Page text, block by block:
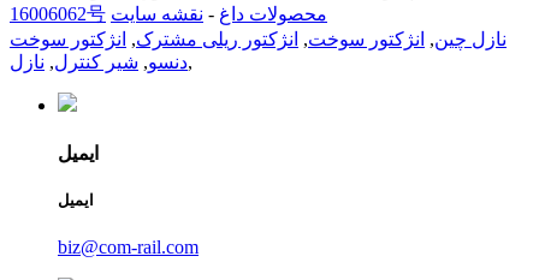
16006062号
محصولات داغ - نقشه سایت
نازل چین, انژکتور سوخت, انژکتور ریلی مشترک, انژکتور سوخت
دنسو, شیر کنترل, نازل ,
ایمیل
ایمیل
biz@com-rail.com